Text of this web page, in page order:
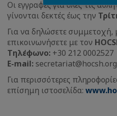
Οι εγγραφές για όλες τις
γίνονται δεκτές έως την
Για να δηλώσετε συμμετοχή,
επικοινωνήσετε με τον
Τηλέφωνο: +30 212 0002527
E-mail: secretariat@hocsh.org
Για περισσότερες
επίσημη ιστοσελίδα: